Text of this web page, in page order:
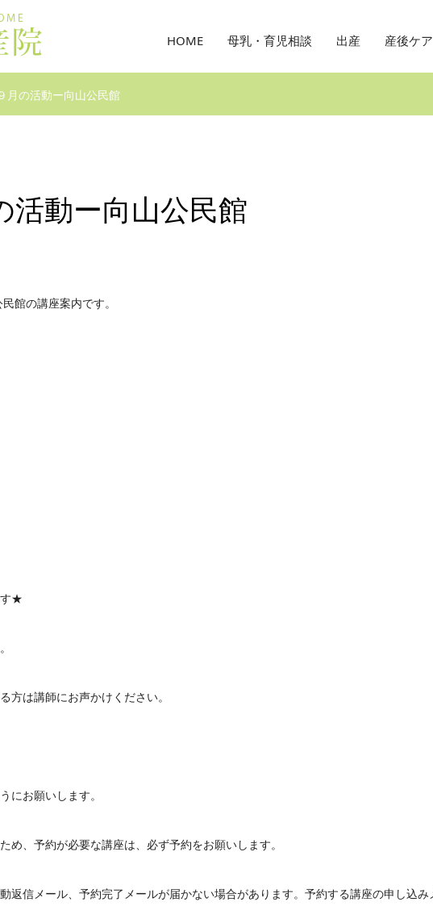
HOME 母乳・育児相談 出産 産後ケア
月の活動ー向山公民館
活動ー向山公民館
館の講座案内です。
す★
方は講師にお声かけください。
にお願いします。
め、予約が必要な講座は、必ず予約をお願いします。
返信メール、予約完了メールが届かない場合があります。予約する講座の申し込み